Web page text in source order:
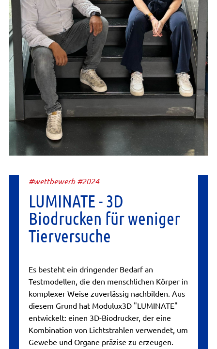
#wettbewerb #2024
LUMINATE - 3D
Biodrucken für weniger
Tierversuche
Es besteht ein dringender Bedarf an
Testmodellen, die den menschlichen Körper in
komplexer Weise zuverlässig nachbilden. Aus
diesem Grund hat Modulux3D "LUMINATE"
entwickelt: einen 3D-Biodrucker, der eine
Kombination von Lichtstrahlen verwendet, um
Gewebe und Organe präzise zu erzeugen.